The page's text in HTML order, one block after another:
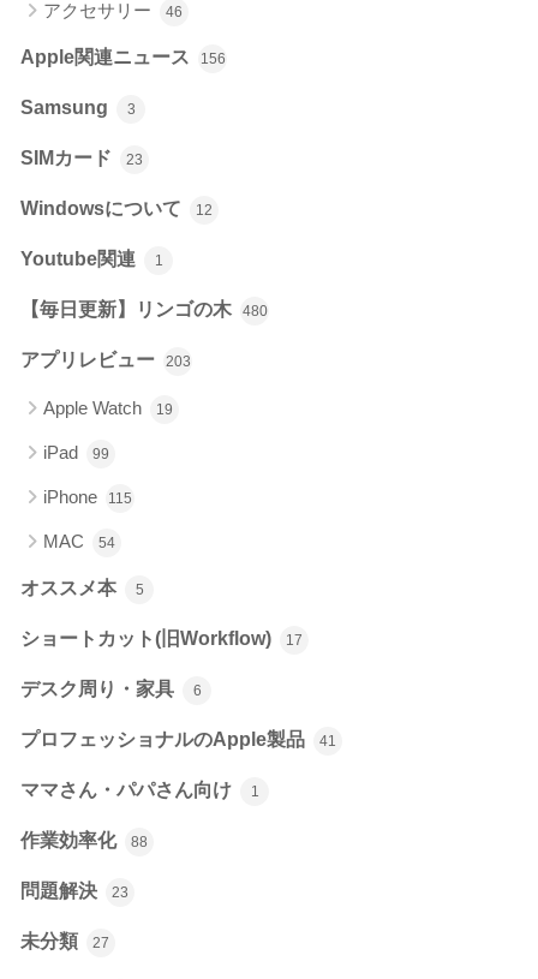
アクセサリー 46
Apple関連ニュース 156
Samsung 3
SIMカード 23
Windowsについて 12
Youtube関連 1
【毎日更新】リンゴの木 480
アプリレビュー 203
Apple Watch 19
iPad 99
iPhone 115
MAC 54
オススメ本 5
ショートカット(旧Workflow) 17
デスク周り・家具 6
プロフェッショナルのApple製品 41
ママさん・パパさん向け 1
作業効率化 88
問題解決 23
未分類 27